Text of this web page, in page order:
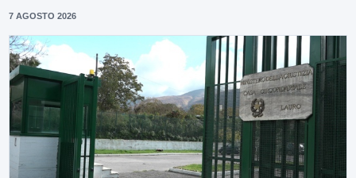
7 AGOSTO 2026